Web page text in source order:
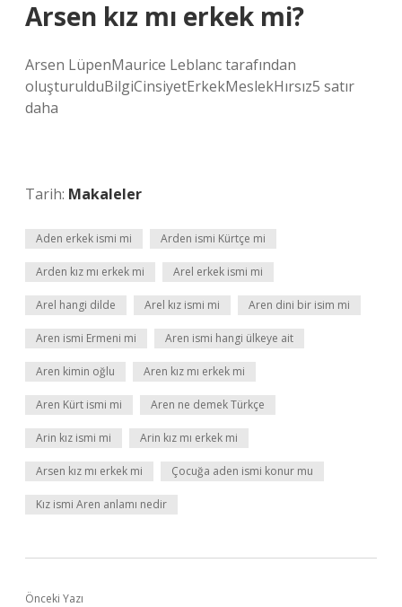
Arsen kız mı erkek mi?
Arsen LüpenMaurice Leblanc tarafından
oluşturulduBilgiCinsiyetErkekMeslekHırsız5 satır
daha
Tarih: Makaleler
Aden erkek ismi mi Arden ismi Kürtçe mi
Arden kız mı erkek mi Arel erkek ismi mi
Arel hangi dilde Arel kız ismi mi Aren dini bir isim mi
Aren ismi Ermeni mi Aren ismi hangi ülkeye ait
Aren kimin oğlu Aren kız mı erkek mi
Aren Kürt ismi mi Aren ne demek Türkçe
Arin kız ismi mi Arin kız mı erkek mi
Arsen kız mı erkek mi Çocuğa aden ismi konur mu
Kız ismi Aren anlamı nedir
Önceki Yazı